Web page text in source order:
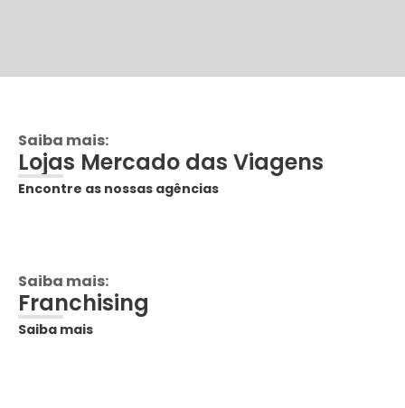
Saiba mais:
Lojas Mercado das Viagens
Encontre as nossas agências
Saiba mais:
Franchising
Saiba mais